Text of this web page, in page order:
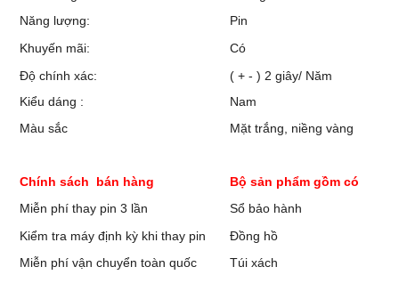
Năng lượng:
Pin
Khuyến mãi:
Có
Độ chính xác:
( + - ) 2 giây/ Năm
Kiểu dáng :
Nam
Màu sắc
Mặt trắng, niềng vàng
Chính sách bán hàng
Bộ sản phẩm gồm có
Miễn phí thay pin 3 lần
Sổ bảo hành
Kiểm tra máy định kỳ khi thay pin
Đồng hồ
Miễn phí vận chuyển toàn quốc
Túi xách